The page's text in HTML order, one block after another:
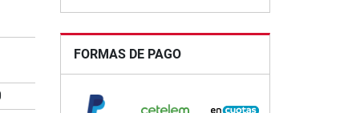
FORMAS DE PAGO